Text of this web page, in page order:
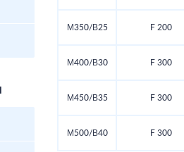
М350/В25 F 200
М400/В30 F 300
М450/В35 F 300
М500/В40 F 300